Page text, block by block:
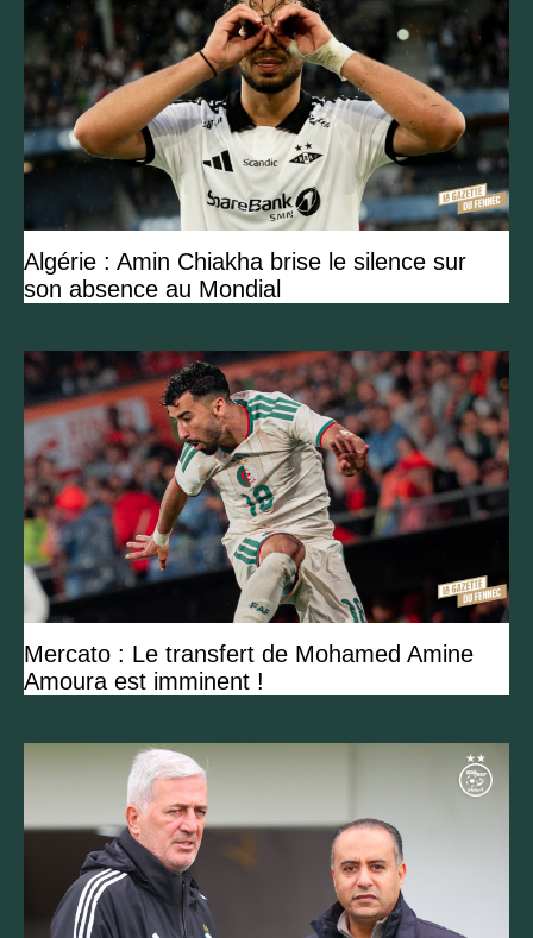
Algérie : Amin Chiakha brise le silence sur
son absence au Mondial
Mercato : Le transfert de Mohamed Amine
Amoura est imminent !